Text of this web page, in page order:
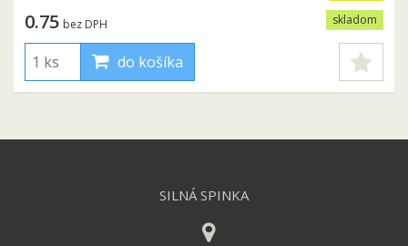
skladom
0.75 bez DPH
do košíka
SILNÁ SPINKA